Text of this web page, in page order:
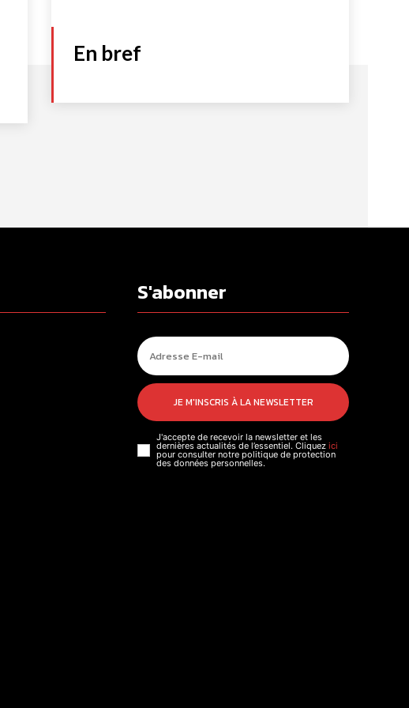
En bref
S'abonner
JE M'INSCRIS À LA NEWSLETTER
J'accepte de recevoir la newsletter et les
dernières actualités de l’essentiel. Cliquez ici
pour consulter notre politique de protection
des données personnelles.